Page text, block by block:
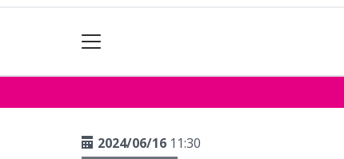
2024/06/16 11:30